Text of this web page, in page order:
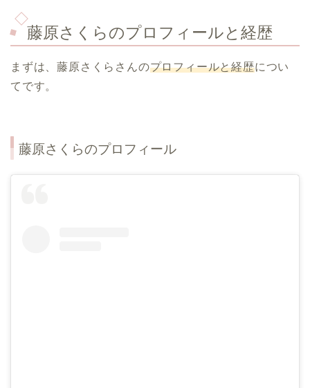
藤原さくらのプロフィールと経歴
まずは、藤原さくらさんのプロフィールと経歴につい
てです。
藤原さくらのプロフィール